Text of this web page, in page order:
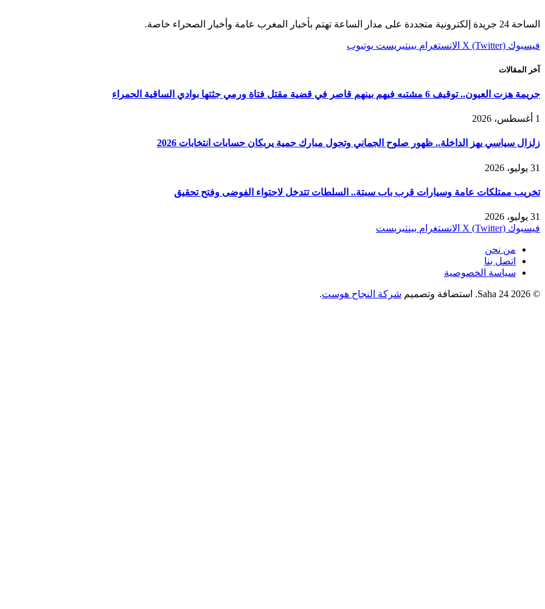
الساحة 24 جريدة إلكترونية متجددة على مدار الساعة تهتم بأخبار المغرب عامة وأخبار الصحراء خاصة.
فيسبوك X (Twitter) الانستغرام بينتيريست يوتيوب
آخر المقالات
جريمة هزت العيون.. توقيف 6 مشتبه فيهم بينهم قاصر في قضية مقتل فتاة ورمي جثتها بوادي الساقية الحمراء
1 أغسطس، 2026
زلزال سياسي يهز الداخلة.. ظهور صلوح الجماني وتحول مبارك حمية يربكان حسابات انتخابات 2026
31 يوليو، 2026
تخريب ممتلكات عامة وسيارات قرب باب سبتة.. السلطات تتدخل لاحتواء الفوضى وفتح تحقيق
31 يوليو، 2026
فيسبوك X (Twitter) الانستغرام بينتيريست
من نحن
اتصل بنا
سياسة الخصوصية
© 2026 Saha 24. استضافة وتصميم شركة النجاح هوست.